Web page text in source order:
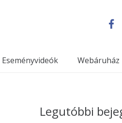
Eseményvideók Webáruház
Legutóbbi